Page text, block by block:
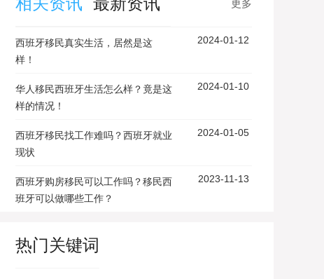
更多
西班牙移民真实生活，居然是这
样！
2024-01-12
华人移民西班牙生活怎么样？竟是这
样的情况！
2024-01-10
西班牙移民找工作难吗？西班牙就业
现状
2024-01-05
西班牙购房移民可以工作吗？移民西
班牙可以做哪些工作？
2023-11-13
热门关键词